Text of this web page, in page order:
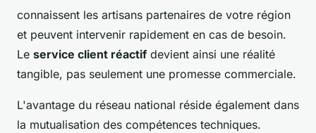
connaissent les artisans partenaires de votre région
et peuvent intervenir rapidement en cas de besoin.
Le service client réactif devient ainsi une réalité
tangible, pas seulement une promesse commerciale.
L'avantage du réseau national réside également dans
la mutualisation des compétences techniques.